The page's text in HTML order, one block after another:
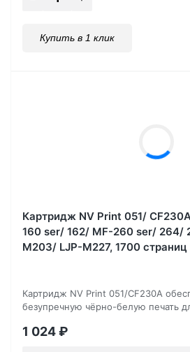
Купить в 1 клик
Картридж NV Print 051/
160 ser/ 162/ MF-260 ser/ 264/
M203/ LJP-M227, 1700 страниц
Картридж NV Print 051/CF230A
безупречную чёрно-белую печать
1 024₽